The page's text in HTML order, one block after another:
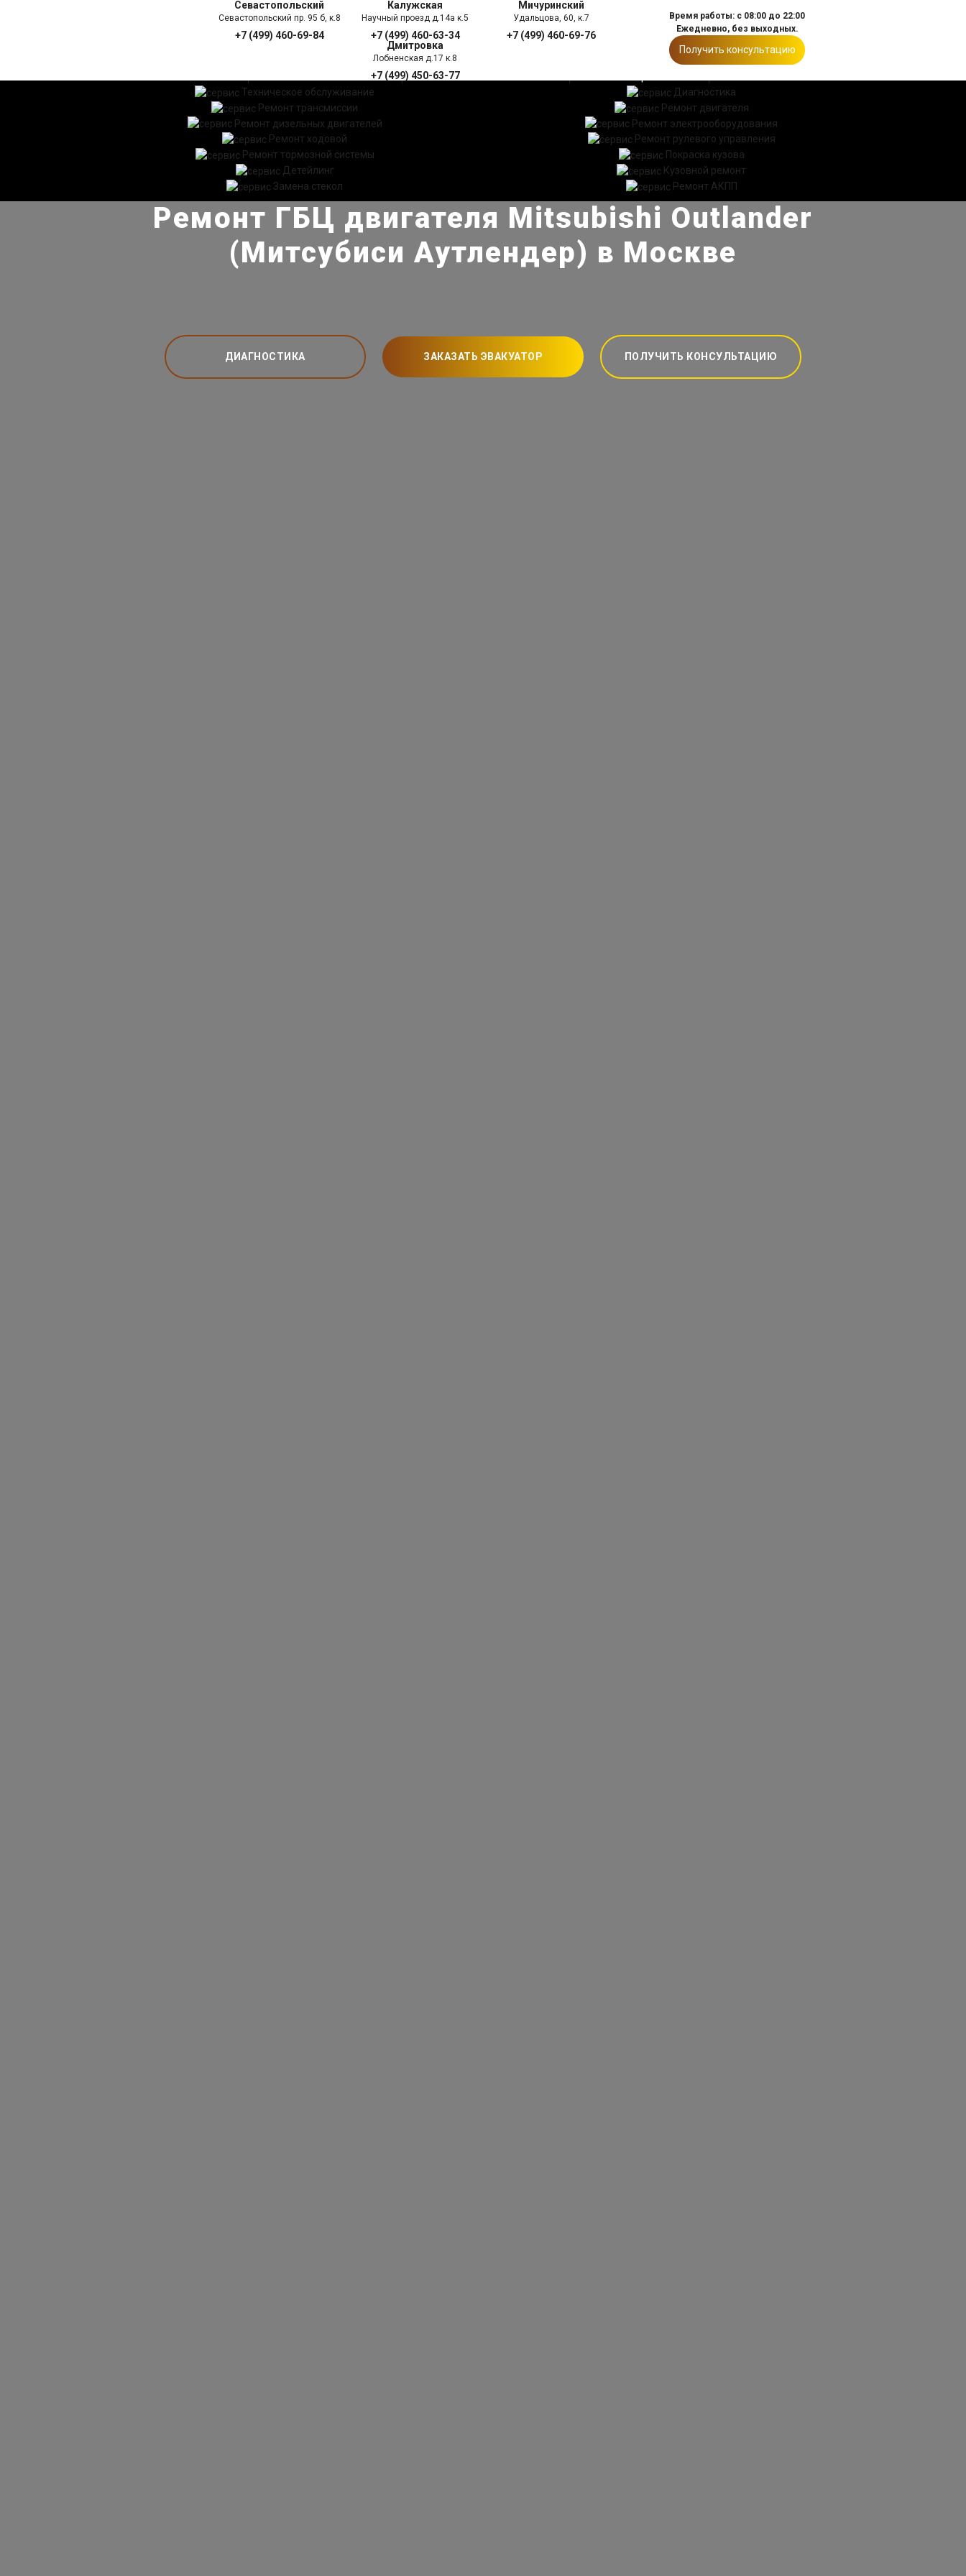
Севастопольский
Севастопольский пр. 95 б, к.8
+7 (499) 460-69-84
Калужская
Научный проезд д.14а к.5
+7 (499) 460-63-34
Мичуринский
Удальцова, 60, к.7
+7 (499) 460-69-76
Дмитровка
Лобненская д.17 к.8
+7 (499) 450-63-77
Время работы: с 08:00 до 22:00
Ежедневно, без выходных.
Получить консультацию
ПРАЙС ЛИСТ
Техническое обслуживание
Диагностика
Ремонт трансмиссии
Ремонт двигателя
Ремонт дизельных двигателей
Ремонт электрооборудования
Ремонт ходовой
Ремонт рулевого управления
Ремонт тормозной системы
Покраска кузова
Детейлинг
Кузовной ремонт
Замена стекол
Ремонт АКПП
Ремонт ГБЦ двигателя Mitsubishi Outlander
(Митсубиси Аутлендер) в Москве
ДИАГНОСТИКА ЗАКАЗАТЬ ЭВАКУАТОР ПОЛУЧИТЬ КОНСУЛЬТАЦИЮ